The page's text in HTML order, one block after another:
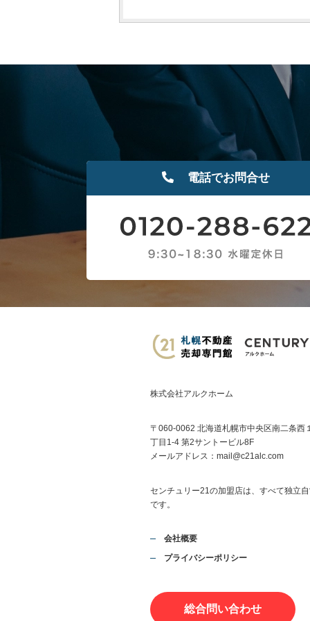
電話でお問合せ
株式会社アルクホーム
〒060-0062 北海道札幌市中央区南二条西
丁目1-4 第2サントービル8F
メールアドレス： mail@c21alc.com
センチュリー21の加盟店は、すべて独立
です。
会社概要
プライバシーポリシー
総合問い合わせ